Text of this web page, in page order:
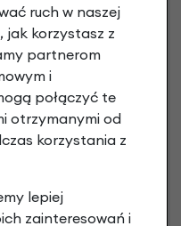
10 rat 0%
rat 0%
ruch w naszej
jak korzystasz z
partnerom
i
połączyć te
otrzymanymi od
korzystania z
lepiej
zainteresowań i